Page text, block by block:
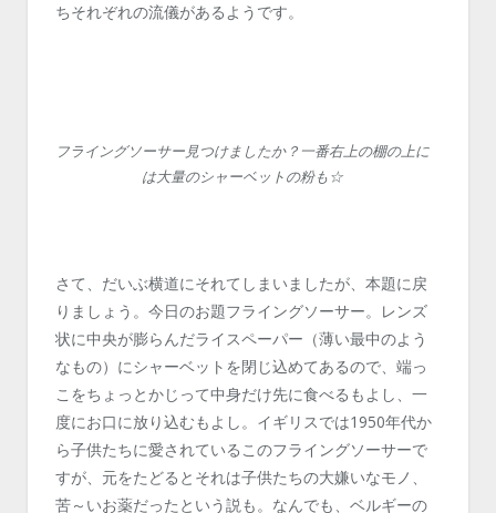
ちそれぞれの流儀があるようです。
フライングソーサー見つけましたか？一番右上の棚の上に
は大量のシャーベットの粉も☆
さて、だいぶ横道にそれてしまいましたが、本題に戻
りましょう。今日のお題フライングソーサー。レンズ
状に中央が膨らんだライスペーパー（薄い最中のよう
なもの）にシャーベットを閉じ込めてあるので、端っ
こをちょっとかじって中身だけ先に食べるもよし、一
度にお口に放り込むもよし。イギリスでは1950年代か
ら子供たちに愛されているこのフライングソーサーで
すが、元をたどるとそれは子供たちの大嫌いなモノ、
苦～いお薬だったという説も。なんでも、ベルギーの